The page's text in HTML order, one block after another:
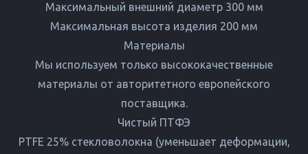
Максимальный внешний диаметр 300 мм
Максимальная высота изделия 200 мм
Материалы
Мы используем только высококачественные
материалы от авторитетного европейского
поставщика.
Чистый ПТФЭ
PTFE 25% стекловолокна (уменьшает деформации,